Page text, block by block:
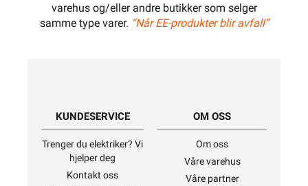
varehus og/eller andre butikker som selger
samme type varer. “Når EE-produkter blir avfall”
KUNDESERVICE
Trenger du elektriker? Vi
hjelper deg
Kontakt oss
OM OSS
Om oss
Våre varehus
Våre partner